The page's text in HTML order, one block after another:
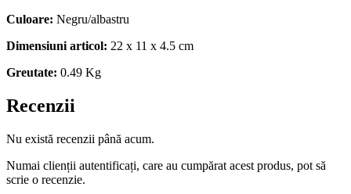
Culoare: Negru/albastru
Dimensiuni articol: 22 x 11 x 4.5 cm
Greutate: 0.49 Kg
Recenzii
Nu există recenzii până acum.
Numai clienții autentificați, care au cumpărat acest produs, pot să
scrie o recenzie.